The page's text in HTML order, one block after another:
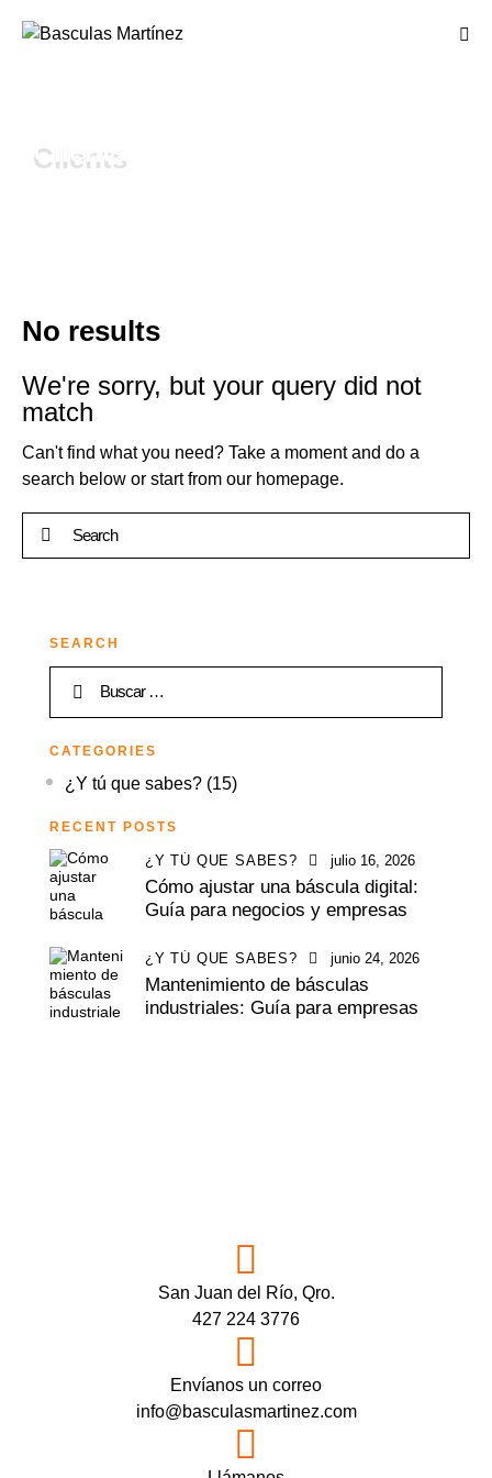
Clients
No results
We're sorry, but your query did not
match
Can't find what you need? Take a moment and do a
search below or start from our homepage.
SEARCH
CATEGORIES
¿Y tú que sabes? (15)
RECENT POSTS
¿Y TÚ QUE SABES? julio 16, 2026
Cómo ajustar una báscula digital:
Guía para negocios y empresas
¿Y TÚ QUE SABES? junio 24, 2026
Mantenimiento de básculas
industriales: Guía para empresas
San Juan del Río, Qro.
427 224 3776
Envíanos un correo
info@basculasmartinez.com